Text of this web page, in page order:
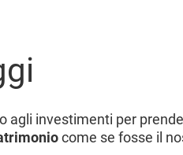
agli investimenti per
come se fosse il